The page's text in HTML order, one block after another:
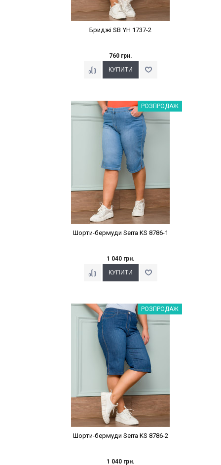
Бриджі SB YH 1737-2
760 грн.
Наклейки Варіант з %РОЗПРОДАЖ
Шорти-бермуди Serra KS 8786-1
1 040 грн.
Наклейки Варіант з %РОЗПРОДАЖ
Шорти-бермуди Serra KS 8786-2
1 040 грн.